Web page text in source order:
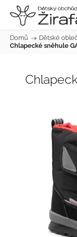
Domů / Dětské
Chlapecké sněhule